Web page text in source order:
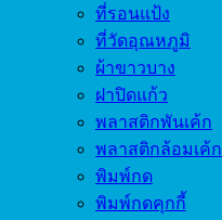
ที่รอนแป้ง
ที่วัดอุณหภูมิ
ผ้าขาวบาง
ฝาปิดแก้ว
พลาสติกพันเค้ก
พลาสติกล้อมเค้ก
พิมพ์กด
พิมพ์กดคุกกี้